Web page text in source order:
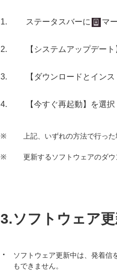
ステータスバーに マ
【システムアップデー
【ダウンロードとイン
【今すぐ再起動】を選択
※ 上記、いずれの方法で行っ
※ 更新するソフトウェアのダ
3.ソフトウェア
ソフトウェア更新中は、発着信
もできません。